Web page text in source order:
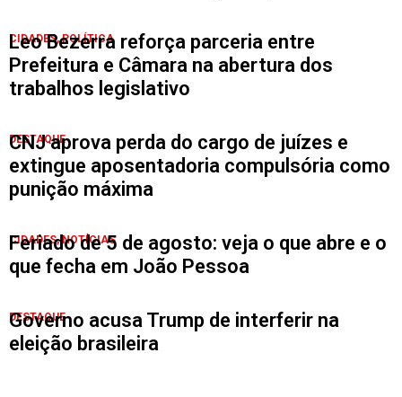
CIDADES,POLÍTICA
Leo Bezerra reforça parceria entre
Prefeitura e Câmara na abertura dos
trabalhos legislativo
DESTAQUE
CNJ aprova perda do cargo de juízes e
extingue aposentadoria compulsória como
punição máxima
CIDADES,NOTÍCIAS
Feriado de 5 de agosto: veja o que abre e o
que fecha em João Pessoa
DESTAQUE
Governo acusa Trump de interferir na
eleição brasileira